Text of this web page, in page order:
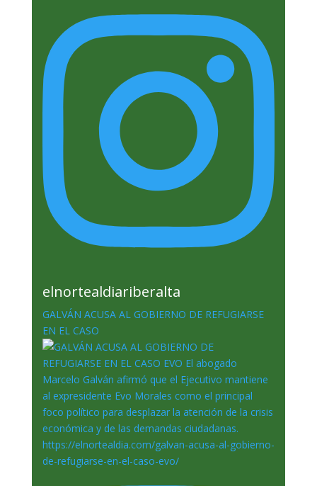
elnortealdiariberalta
GALVÁN ACUSA AL GOBIERNO DE REFUGIARSE
EN EL CASO